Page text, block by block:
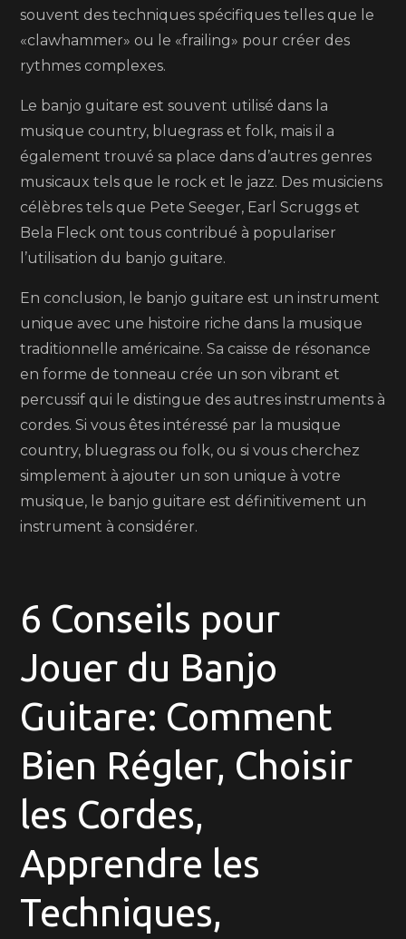
souvent des techniques spécifiques telles que le
«clawhammer» ou le «frailing» pour créer des
rythmes complexes.
Le banjo guitare est souvent utilisé dans la
musique country, bluegrass et folk, mais il a
également trouvé sa place dans d’autres genres
musicaux tels que le rock et le jazz. Des musiciens
célèbres tels que Pete Seeger, Earl Scruggs et
Bela Fleck ont tous contribué à populariser
l’utilisation du banjo guitare.
En conclusion, le banjo guitare est un instrument
unique avec une histoire riche dans la musique
traditionnelle américaine. Sa caisse de résonance
en forme de tonneau crée un son vibrant et
percussif qui le distingue des autres instruments à
cordes. Si vous êtes intéressé par la musique
country, bluegrass ou folk, ou si vous cherchez
simplement à ajouter un son unique à votre
musique, le banjo guitare est définitivement un
instrument à considérer.
6 Conseils pour
Jouer du Banjo
Guitare: Comment
Bien Régler, Choisir
les Cordes,
Apprendre les
Techniques,